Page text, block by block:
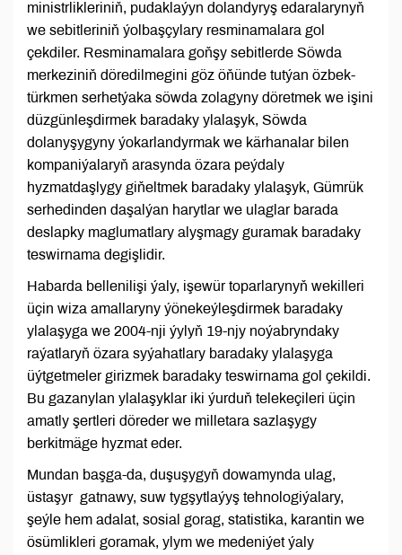
ministrlikleriniň, pudaklaýyn dolandyryş edaralarynyň
we sebitleriniň ýolbaşçylary resminamalara gol
çekdiler. Resminamalara goňşy sebitlerde Söwda
merkeziniň döredilmegini göz öňünde tutýan özbek-
türkmen serhetýaka söwda zolagyny döretmek we işini
düzgünleşdirmek baradaky ylalaşyk, Söwda
dolanyşygyny ýokarlandyrmak we kärhanalar bilen
kompaniýalaryň arasynda özara peýdaly
hyzmatdaşlygy giňeltmek baradaky ylalaşyk, Gümrük
serhedinden daşalýan harytlar we ulaglar barada
deslapky maglumatlary alyşmagy guramak baradaky
teswirnama degişlidir.
Habarda bellenilişi ýaly, işewür toparlarynyň wekilleri
üçin wiza amallaryny ýönekeýleşdirmek baradaky
ylalaşyga we 2004-nji ýylyň 19-njy noýabryndaky
raýatlaryň özara syýahatlary baradaky ylalaşyga
üýtgetmeler girizmek baradaky teswirnama gol çekildi.
Bu gazanylan ylalaşyklar iki ýurduň telekeçileri üçin
amatly şertleri döreder we milletara sazlaşygy
berkitmäge hyzmat eder.
Mundan başga-da, duşuşygyň dowamynda ulag,
üstaşyr gatnawy, suw tygşytlaýyş tehnologiýalary,
şeýle hem adalat, sosial gorag, statistika, karantin we
ösümlikleri goramak, ylym we medeniýet ýaly